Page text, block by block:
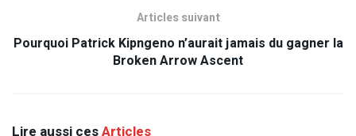
Articles suivant
Pourquoi Patrick Kipngeno n’aurait jamais du gagner la
Broken Arrow Ascent
Lire aussi cesArticles